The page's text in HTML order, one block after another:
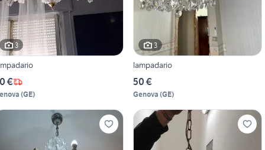
3
€
(GE)
3
lampadario
50 €
Genova (GE)